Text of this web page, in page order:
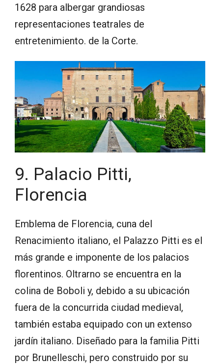
1628 para albergar grandiosas
representaciones teatrales de
entretenimiento. de la Corte.
9. Palacio Pitti,
Florencia
Emblema de Florencia, cuna del
Renacimiento italiano, el Palazzo Pitti es el
más grande e imponente de los palacios
florentinos. Oltrarno se encuentra en la
colina de Boboli y, debido a su ubicación
fuera de la concurrida ciudad medieval,
también estaba equipado con un extenso
jardín italiano. Diseñado para la familia Pitti
por Brunelleschi, pero construido por su